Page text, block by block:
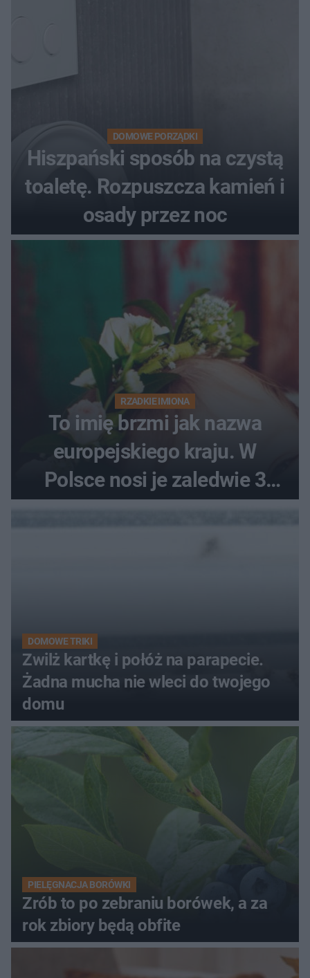
DOMOWE PORZĄDKI
Hiszpański sposób na czystą
toaletę. Rozpuszcza kamień i
osady przez noc
RZADKIE IMIONA
To imię brzmi jak nazwa
europejskiego kraju. W
Polsce nosi je zaledwie 3
kobiety
DOMOWE TRIKI
Zwilż kartkę i połóż na parapecie.
Żadna mucha nie wleci do twojego
domu
PIELĘGNACJA BORÓWKI
Zrób to po zebraniu borówek, a za
rok zbiory będą obfite